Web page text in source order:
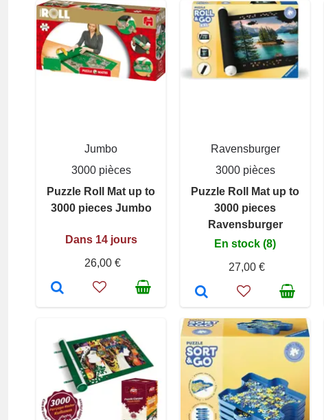
Jumbo
3000 pièces
Puzzle Roll Mat up to
3000 pieces Jumbo
Dans 14 jours
26,00 €
Ravensburger
3000 pièces
Puzzle Roll Mat up to
3000 pieces
Ravensburger
En stock (8)
27,00 €